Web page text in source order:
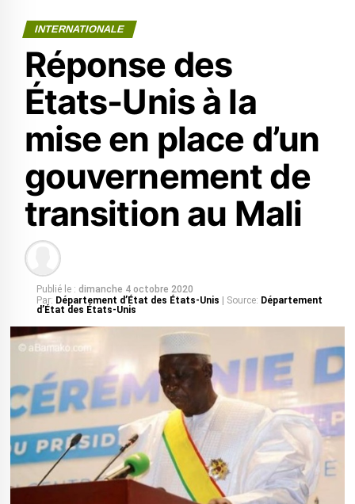
INTERNATIONALE
Réponse des
États-Unis à la
mise en place d’un
gouvernement de
transition au Mali
Publié le : dimanche 4 octobre 2020
Par: Département d’État des États-Unis | Source: Département
d’État des États-Unis